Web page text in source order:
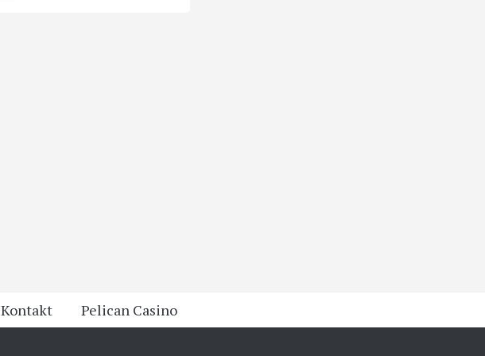
Kontakt Pelican Casino